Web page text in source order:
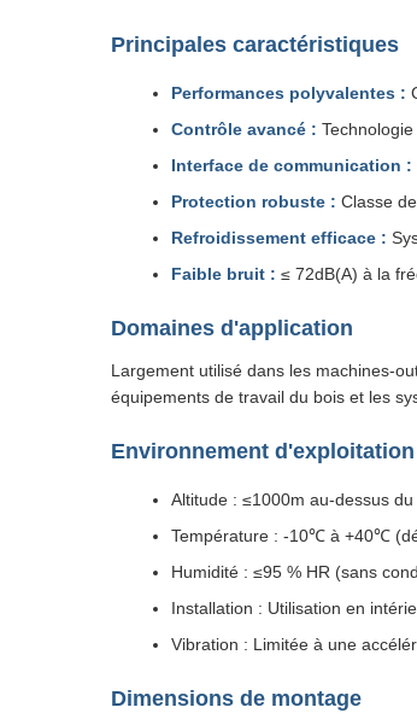
Principales caractéristiques
Performances polyvalentes :
Contrôle avancé :
Interface de communication :
Protection robuste : Classe
Refroidissement efficace :
Faible bruit : ≤ 72dB(A) à la
Domaines d'application
Largement utilisé dans les machines-
équipements de travail du bois et les
Environnement d'exploitation
Altitude : ≤1000m au-dessus
Température : -10℃ à +40℃
Humidité : ≤95 % HR (sans
Installation : Utilisation en
Vibration : Limitée à une
Dimensions de montage